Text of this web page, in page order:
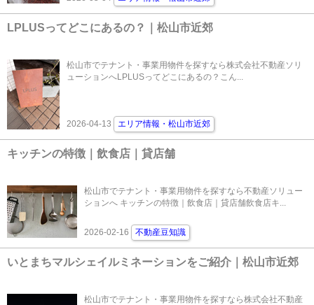
LPLUSってどこにあるの？｜松山市近郊
松山市でテナント・事業用物件を探すなら株式会社不動産ソリ
ューションへLPLUSってどこにあるの？こん...
2026-04-13 エリア情報・松山市近郊
キッチンの特徴｜飲食店｜貸店舗
松山市でテナント・事業用物件を探すなら不動産ソリュー
ションへ キッチンの特徴｜飲食店｜貸店舗飲食店キ...
2026-02-16 不動産豆知識
いとまちマルシェイルミネーションをご紹介｜松山市近郊
松山市でテナント・事業用物件を探すなら株式会社不動産